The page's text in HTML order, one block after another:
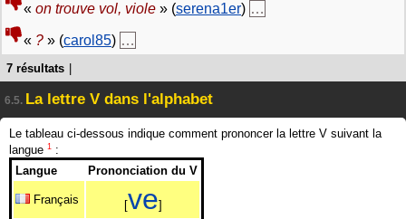
« on trouve vol, viole » (serena1er) …
« ? » (carol85) …
7 résultats
6.5. La lettre V dans l'alphabet
Le tableau ci-dessous indique comment prononcer la lettre V suivant la
langue 1 :
Langue
Prononciation du V
Français [ve]